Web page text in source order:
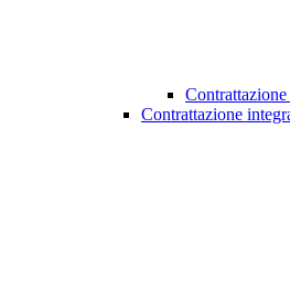
Contrattazione